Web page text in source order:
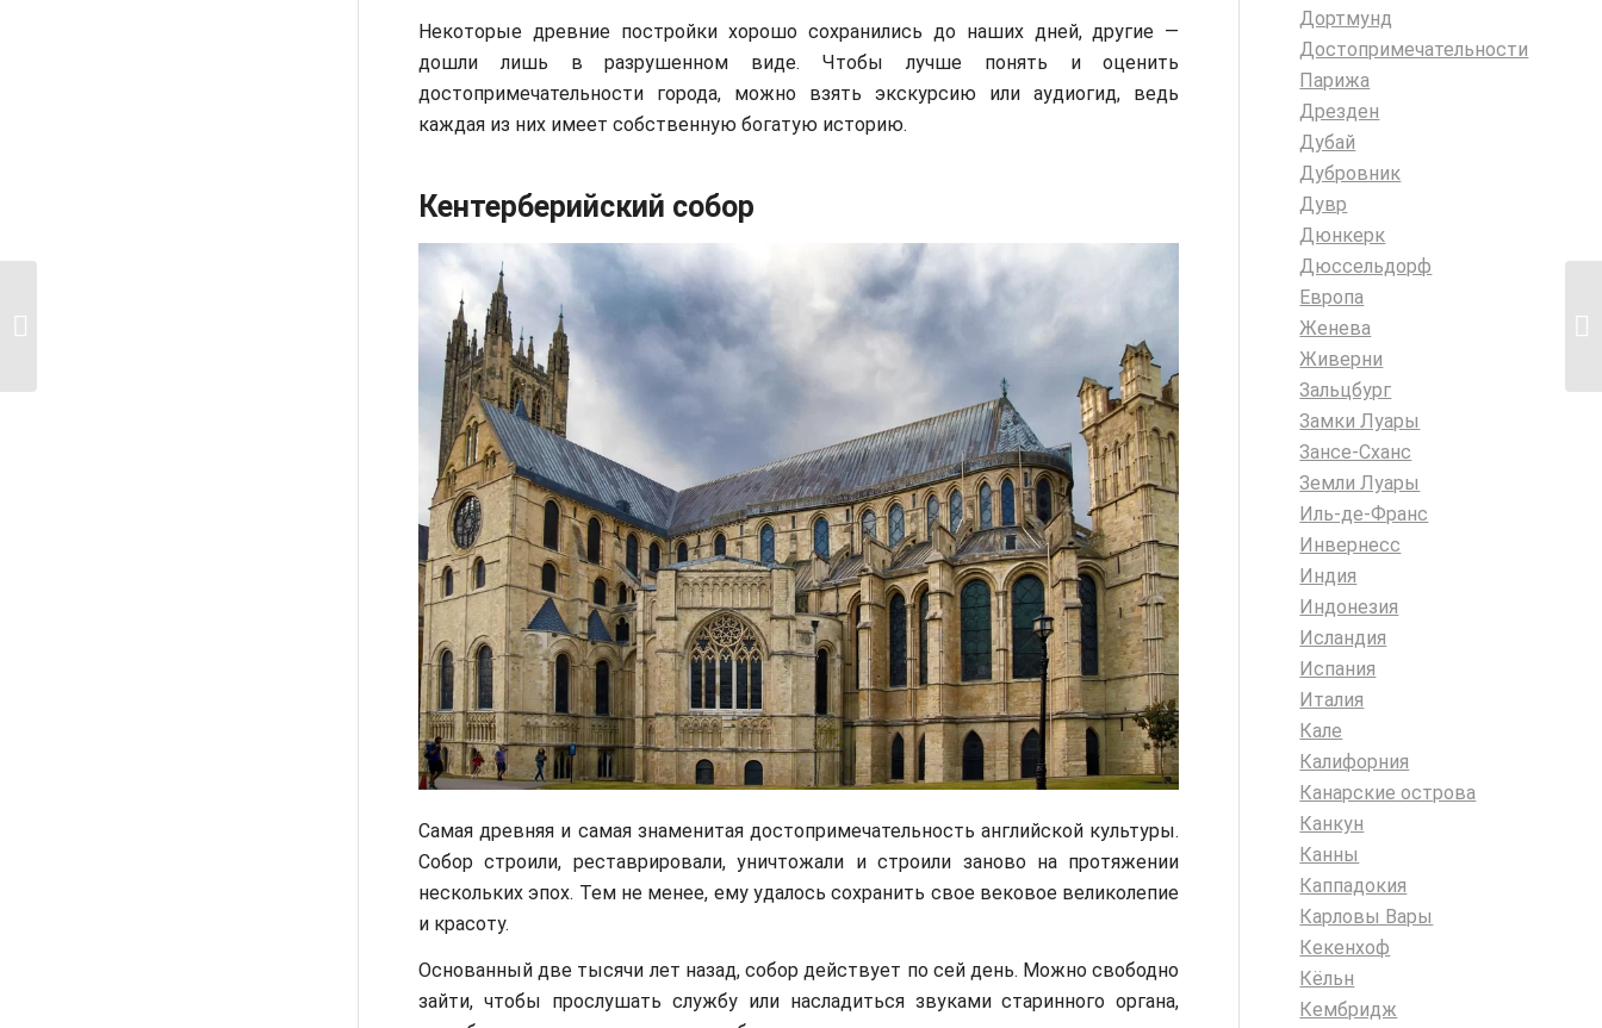
Некоторые древние постройки хорошо сохранились до наших дней, другие —
дошли лишь в разрушенном виде. Чтобы лучше понять и оценить
достопримечательности города, можно взять экскурсию или аудиогид, ведь
каждая из них имеет собственную богатую историю.
Кентерберийский собор
Самая древняя и самая знаменитая достопримечательность английской культуры.
Собор строили, реставрировали, уничтожали и строили заново на протяжении
нескольких эпох. Тем не менее, ему удалось сохранить свое вековое великолепие
и красоту.
Основанный две тысячи лет назад, собор действует по сей день. Можно свободно
зайти, чтобы прослушать службу или насладиться звуками старинного органа,
Дортмунд
Достопримечательности
Парижа
Дрезден
Дубай
Дубровник
Дувр
Дюнкерк
Дюссельдорф
Европа
Женева
Живерни
Зальцбург
Замки Луары
Зансе-Сханс
Земли Луары
Иль-де-Франс
Инвернесс
Индия
Индонезия
Исландия
Испания
Италия
Кале
Калифорния
Канарские острова
Канкун
Канны
Каппадокия
Карловы Вары
Кекенхоф
Кёльн
Кембридж